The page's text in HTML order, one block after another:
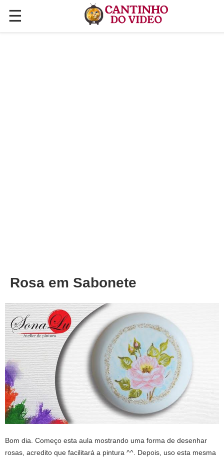
☰
✕
Rosa em Sabonete
Bom dia. Começo esta aula mostrando uma forma de desenhar
rosas, acredito que facilitará a pintura ^^. Depois, uso esta mesma